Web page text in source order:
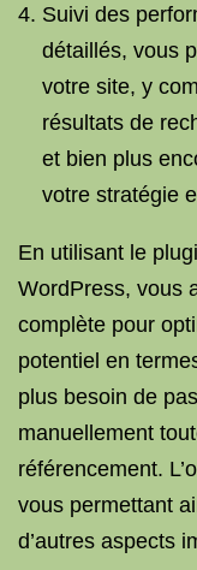
Suivi des
détaillés, vous
votre site, y
résultats de
et bien plus
votre stratégie
En utilisant le
WordPress, vous
complète pour
potentiel en
plus besoin de
manuellement
référencement.
vous permettant
d’autres aspects